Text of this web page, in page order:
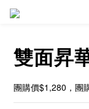
雙面昇
團購價$1,280，團